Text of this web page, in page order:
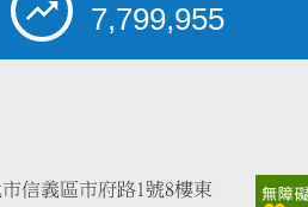
7,799,955
信義區市府路1號8樓東